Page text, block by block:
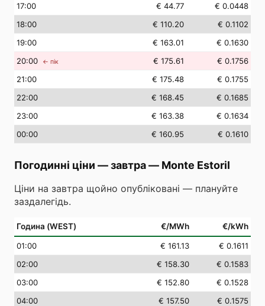
17:00 € 44.77
€ 0.0448
18:00 € 110.20
€ 0.1102
19:00 € 163.01
€ 0.1630
20:00 ← пік € 175.61
€ 0.1756
21:00 € 175.48
€ 0.1755
22:00 € 168.45
€ 0.1685
23:00 € 163.38
€ 0.1634
00:00 € 160.95 € 0.1610
Погодинні ціни — завтра— Monte Estoril
Ціни на завтра щойно опубліковані — плануйте
заздалегідь.
Година (WEST) €/MWh €/kWh
01:00 € 161.13
€ 0.1611
02:00 € 158.30
€ 0.1583
03:00 € 152.80
€ 0.1528
04:00 € 157.50
€ 0.1575